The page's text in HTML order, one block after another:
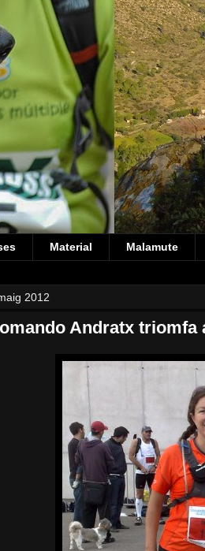
Material Malamute
2012
Andratx triomfa